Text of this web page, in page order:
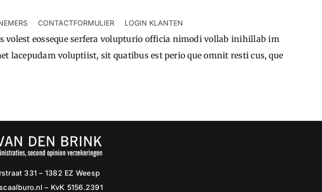
CONTACTFORMULIER LOGIN KLANTEN
volest eosseque serfera volupturio officia nimodi vollab inihillab im
lacepudam voluptiist, sit quatibus est perio que omnit resti cus, que
331 – 1382 EZ Weesp
– KvK 5156.2391